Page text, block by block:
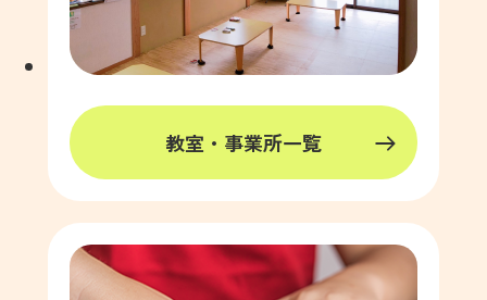
教室・事業所一覧